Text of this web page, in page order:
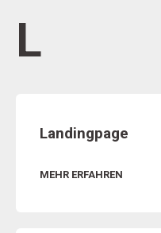
L
Landingpage
MEHR ERFAHREN